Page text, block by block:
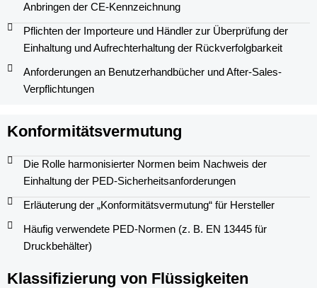
Anbringen der CE-Kennzeichnung
Pflichten der Importeure und Händler zur Überprüfung der
Einhaltung und Aufrechterhaltung der Rückverfolgbarkeit
Anforderungen an Benutzerhandbücher und After-Sales-
Verpflichtungen
Konformitätsvermutung
Die Rolle harmonisierter Normen beim Nachweis der
Einhaltung der PED-Sicherheitsanforderungen
Erläuterung der „Konformitätsvermutung“ für Hersteller
Häufig verwendete PED-Normen (z. B. EN 13445 für
Druckbehälter)
Klassifizierung von Flüssigkeiten